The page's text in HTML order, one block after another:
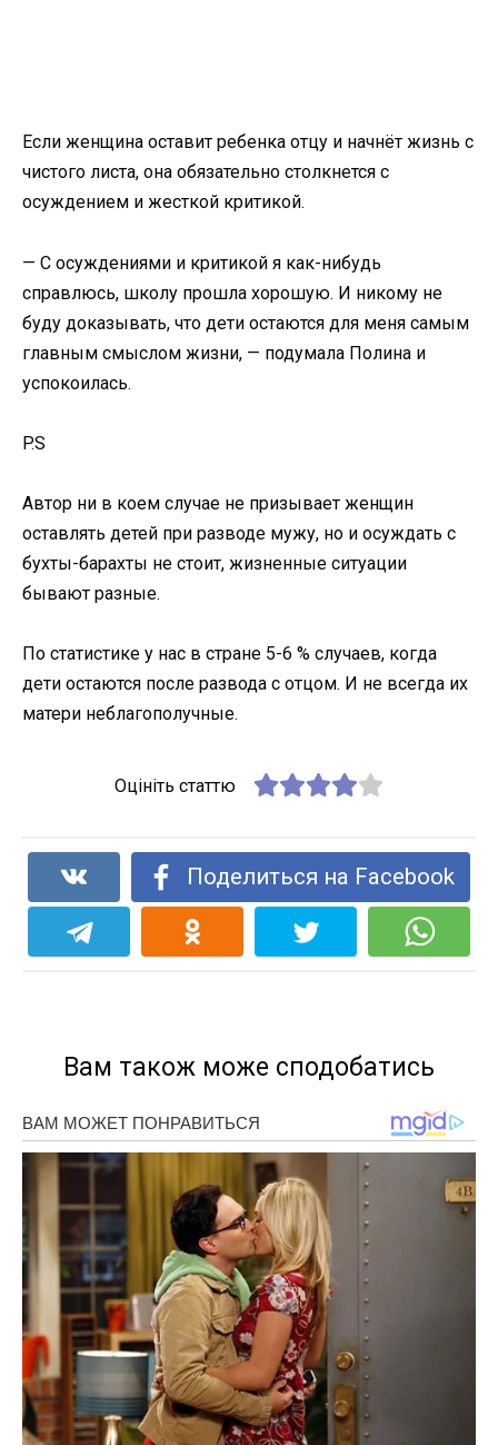
Если женщина оставит ребенка отцу и начнёт жизнь с
чистого листа, она обязательно столкнется с
осуждением и жесткой критикой.
— С осуждениями и критикой я как-нибудь
справлюсь, школу прошла хорошую. И никому не
буду доказывать, что дети остаются для меня самым
главным смыслом жизни, — подумала Полина и
успокоилась.
P.S
Автор ни в коем случае не призывает женщин
оставлять детей при разводе мужу, но и осуждать с
бухты-барахты не стоит, жизненные ситуации
бывают разные.
По статистике у нас в стране 5-6 % случаев, когда
дети остаются после развода с отцом. И не всегда их
матери неблагополучные.
Оцініть статтю
Поделиться на Facebook
Вам також може сподобатись